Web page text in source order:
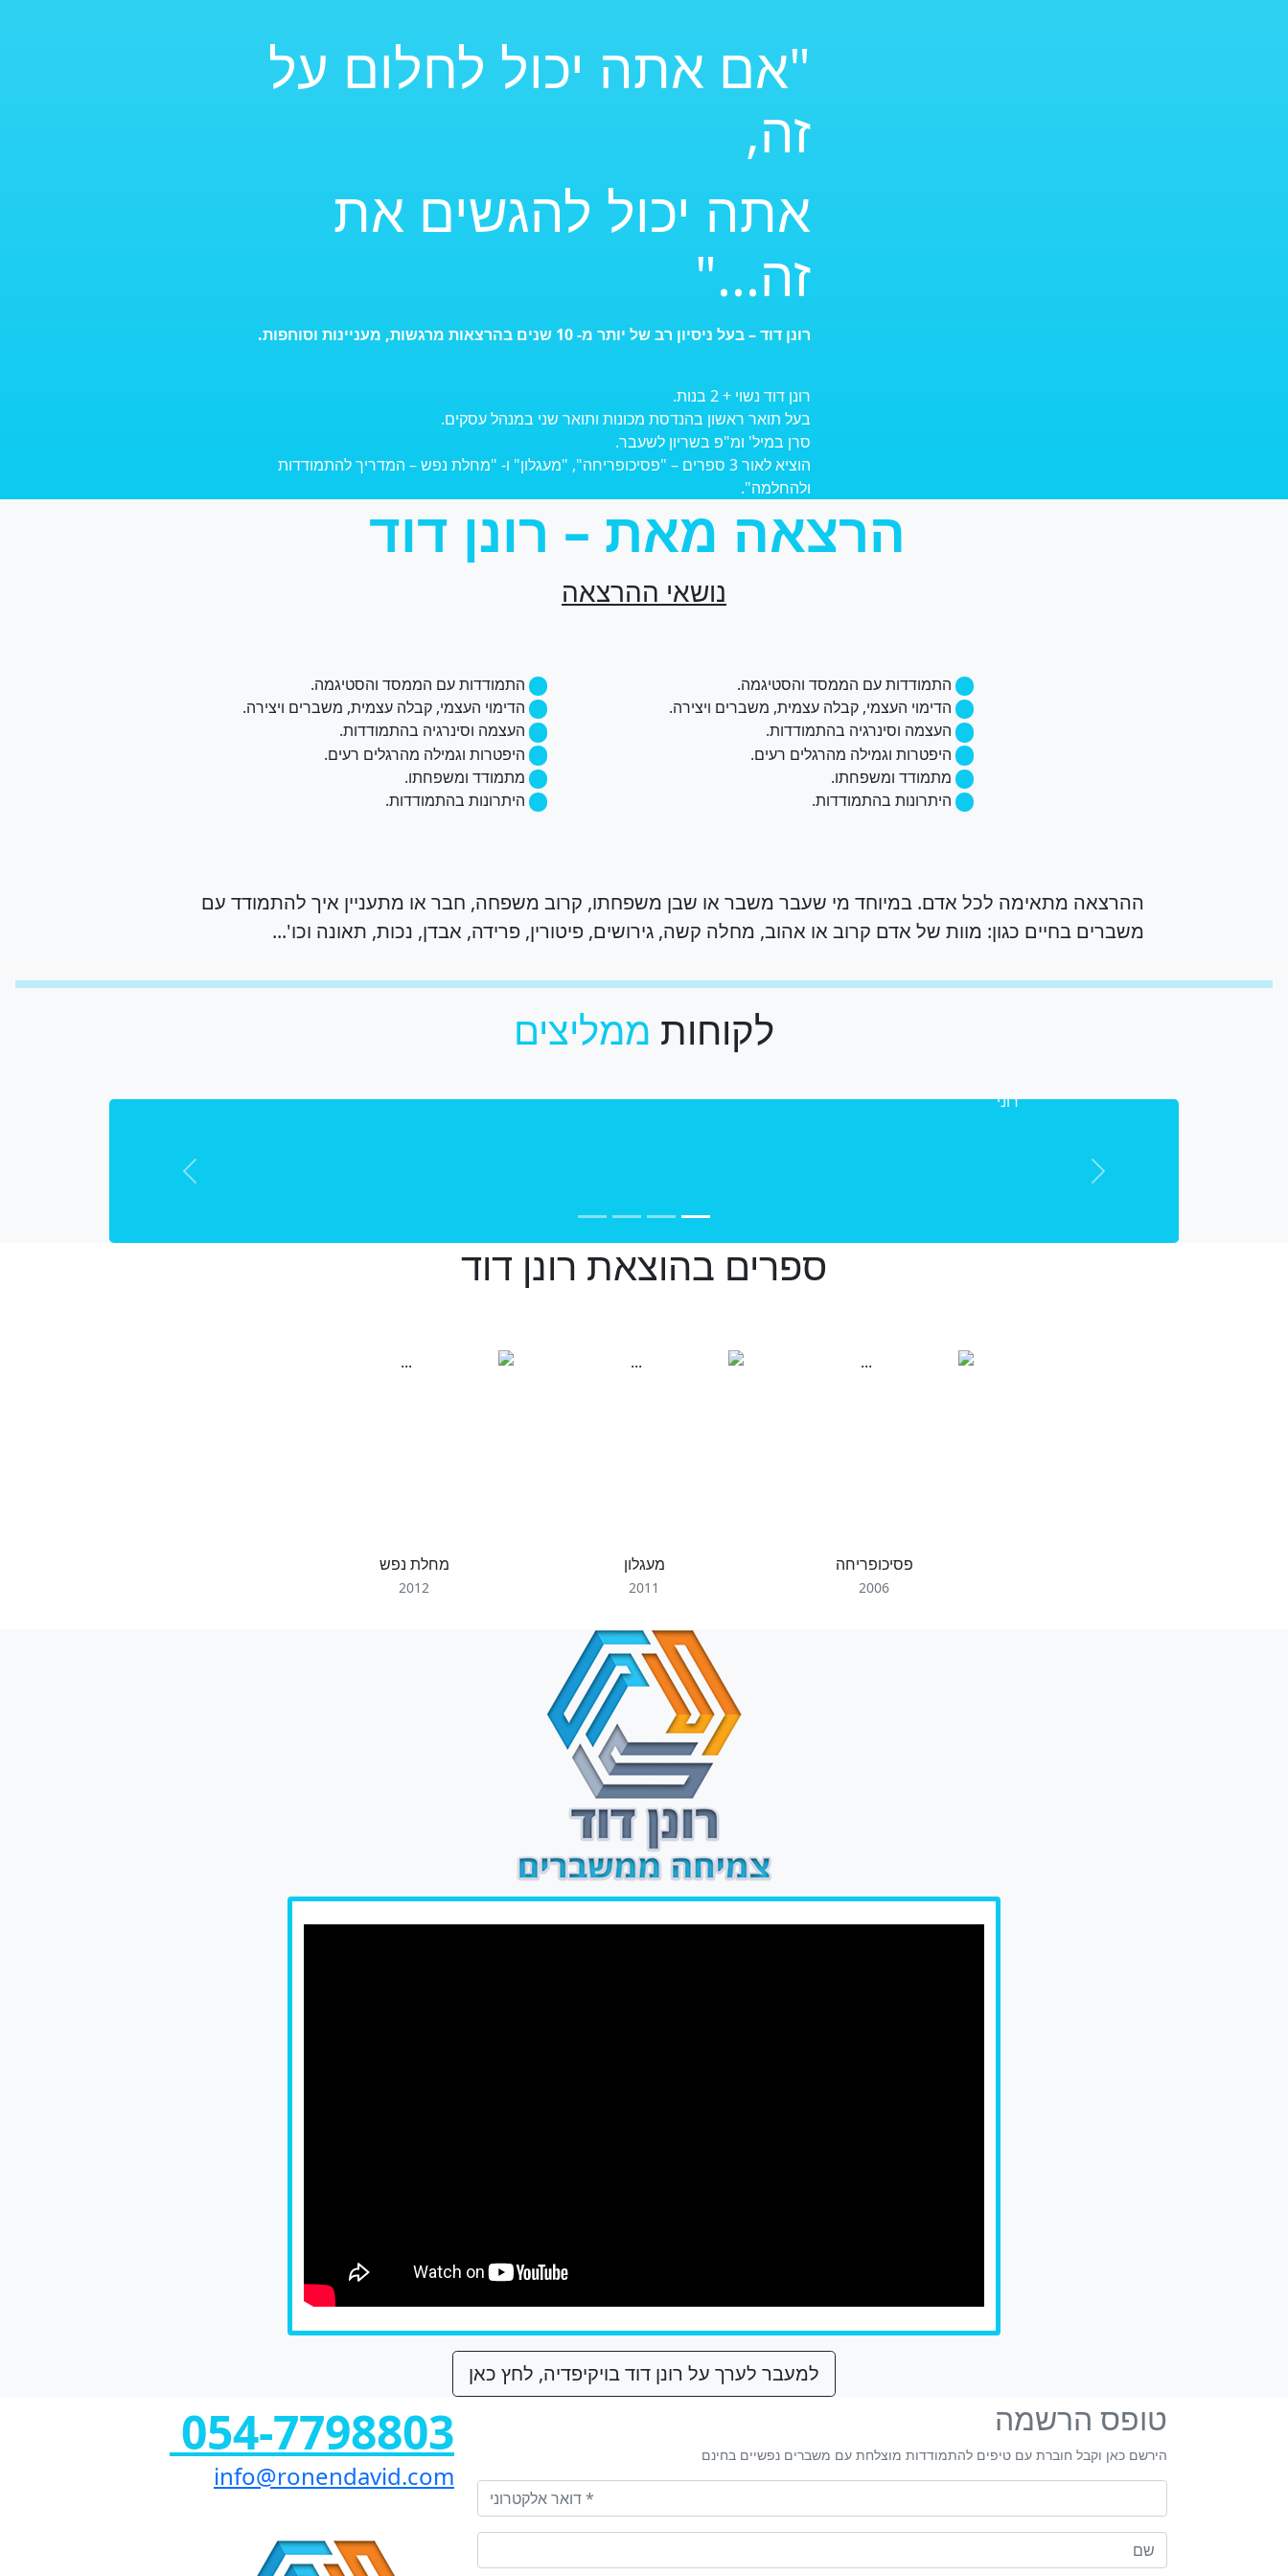
"אם אתה יכול לחלום על
זה,
אתה יכול להגשים את
זה..."
רונן דוד – בעל ניסיון רב של יותר מ- 10 שנים בהרצאות מרגשות, מעניינות וסוחפות.
רונן דוד נשוי + 2 בנות.
בעל תואר ראשון בהנדסת מכונות ותואר שני במנהל עסקים.
סרן במיל' ומ"פ בשריון לשעבר.
הוציא לאור 3 ספרים – "פסיכופריחה", "מעגלון" ו- "מחלת נפש – המדריך להתמודדות
ולהחלמה".
הרצאה מאת – רונן דוד
נושאי ההרצאה
התמודדות עם הממסד והסטיגמה.
הדימוי העצמי, קבלה עצמית, משברים ויצירה.
העצמה וסינרגיה בהתמודדות.
היפטרות וגמילה מהרגלים רעים.
מתמודד ומשפחתו.
היתרונות בהתמודדות.
התמודדות עם הממסד והסטיגמה.
הדימוי העצמי, קבלה עצמית, משברים ויצירה.
העצמה וסינרגיה בהתמודדות.
היפטרות וגמילה מהרגלים רעים.
מתמודד ומשפחתו.
היתרונות בהתמודדות.
ההרצאה מתאימה לכל אדם. במיוחד מי שעבר משבר או שבן משפחתו, קרוב משפחה, חבר או מתעניין איך להתמודד עם
משברים בחיים כגון: מוות של אדם קרוב או אהוב, מחלה קשה, גירושים, פיטורין, פרידה, אבדן, נכות, תאונה וכו'...
לקוחות ממליצים
" היי רונן, איני יכולה לעמוד מנגד ולא להביע כלפיך את תחושותי הסוערות שצמחו בעקבות ההרצאה שלך. אני זוכרת
שלפניי ההרצאה לא הבנתי מי אתה ומה סיפורך אך מאוד התענינתי וזה הוביל לידי כך שהגעתי להרצאה וליבי פשוט
רוני
Previous
Next
ספרים בהוצאת רונן דוד
פסיכופריחה
2006
מעגלון
2011
מחלת נפש
2012
למעבר לערך על רונן דוד בויקיפדיה, לחץ כאן
טופס הרשמה
הירשם כאן וקבל חוברת עם טיפים להתמודדות מוצלחת עם משברים נפשיים בחינם 054-7798803
info@ronendavid.com